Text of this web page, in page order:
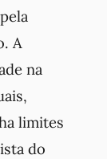
A
na
limites
do